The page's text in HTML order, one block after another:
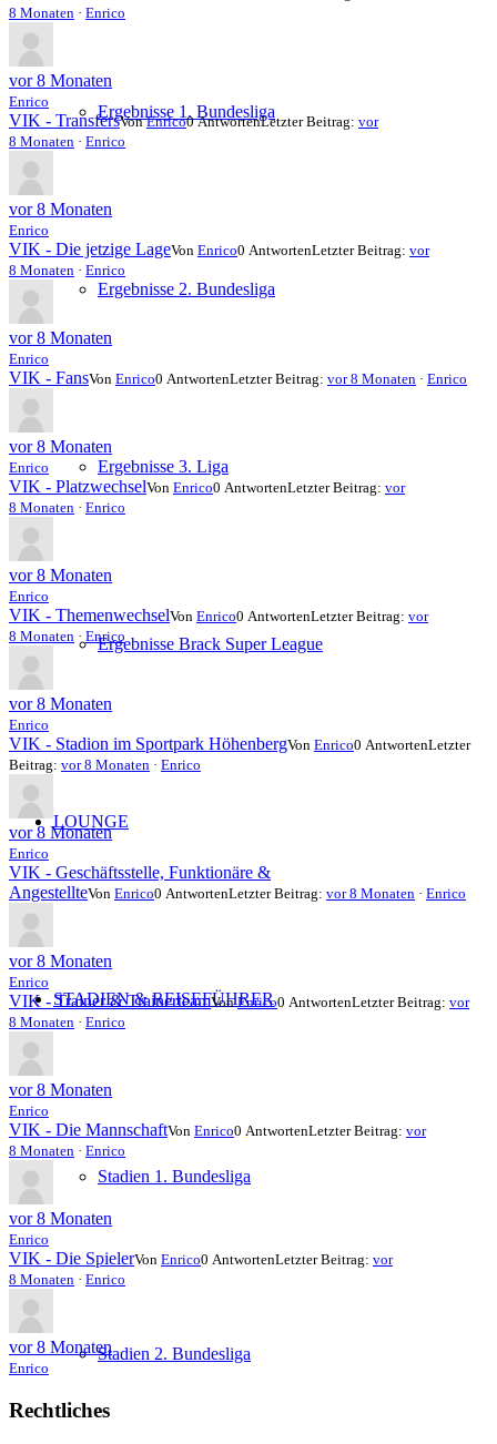
Ergebnisse 1. Bundesliga
Ergebnisse 2. Bundesliga
Ergebnisse 3. Liga
Ergebnisse Brack Super League
LOUNGE
STADIEN & REISEFÜHRER
Stadien 1. Bundesliga
Stadien 2. Bundesliga
8 Monaten · Enrico
vor 8 Monaten
Enrico
VIK - TransfersVonEnrico0 AntwortenLetzter Beitrag: vor
8 Monaten · Enrico
vor 8 Monaten
Enrico
VIK - Die jetzige LageVon Enrico0 AntwortenLetzter Beitrag: vor
8 Monaten · Enrico
vor 8 Monaten
Enrico
VIK - FansVon Enrico0 AntwortenLetzter Beitrag: vor 8 Monaten · Enrico
vor 8 Monaten
Enrico
VIK - PlatzwechselVon Enrico0 AntwortenLetzter Beitrag: vor
8 Monaten · Enrico
vor 8 Monaten
Enrico
VIK - ThemenwechselVon Enrico0 AntwortenLetzter Beitrag: vor
8 Monaten · Enrico
vor 8 Monaten
Enrico
VIK - Stadion im Sportpark HöhenbergVon Enrico0 AntwortenLetzter
Beitrag: vor 8 Monaten · Enrico
vor 8 Monaten
Enrico
VIK - Geschäftsstelle, Funktionäre &
AngestellteVon Enrico0 AntwortenLetzter Beitrag: vor 8 Monaten · Enrico
vor 8 Monaten
Enrico
VIK - Trainer & TrainerteamVonEnrico0 AntwortenLetzter Beitrag: vor
8 Monaten · Enrico
vor 8 Monaten
Enrico
VIK - Die MannschaftVon Enrico0 AntwortenLetzter Beitrag: vor
8 Monaten · Enrico
vor 8 Monaten
Enrico
VIK - Die SpielerVon Enrico0 AntwortenLetzter Beitrag: vor
8 Monaten · Enrico
vor 8 Monaten
Enrico
Rechtliches